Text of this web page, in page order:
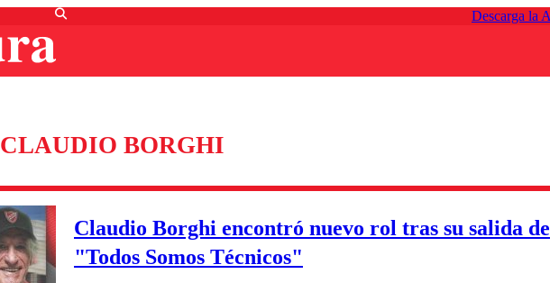
Descarga la
CLAUDIO BORGHI
Claudio Borghi encontró nuevo rol tras su salida de
"Todos Somos Técnicos"